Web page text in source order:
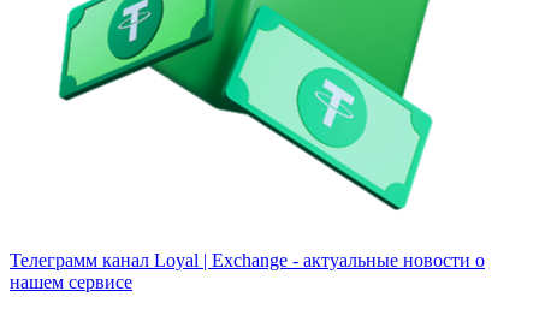
Телеграмм канал Loyal | Exchange - актуальные новости о
нашем сервисе